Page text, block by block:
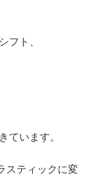
フト、
ています。
スティックに変